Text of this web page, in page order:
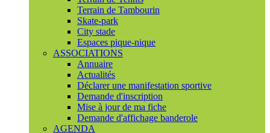
Terrain de Tambourin
Skate-park
City stade
Espaces pique-nique
ASSOCIATIONS
Annuaire
Actualités
Déclarer une manifestation sportive
Demande d'inscription
Mise à jour de ma fiche
Demande d'affichage banderole
AGENDA